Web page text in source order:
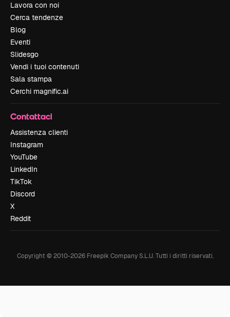
Lavora con noi
Cerca tendenze
Blog
Eventi
Slidesgo
Vendi i tuoi contenuti
Sala stampa
Cerchi magnific.ai
Contattaci
Assistenza clienti
Instagram
YouTube
LinkedIn
TikTok
Discord
X
Reddit
Copyright © 2010-2026Freepik Company S.L.U. Tutti i diritti riservati.